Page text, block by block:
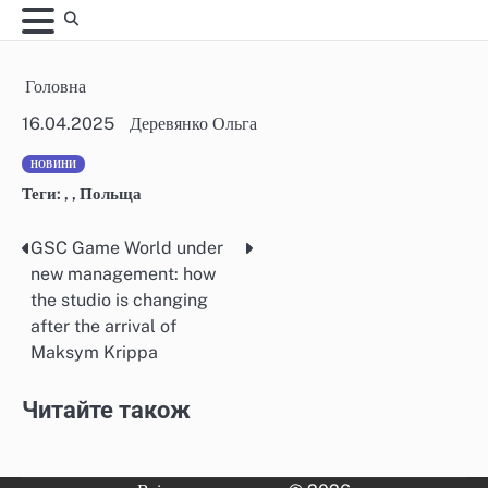
Skip
to
Головна
16.04.2025
Деревянко Ольга
НОВИНИ
Теги: , , Польща
Post
navigation
GSC Game World under
new management: how
the studio is changing
after the arrival of
Maksym Krippa
Читайте також